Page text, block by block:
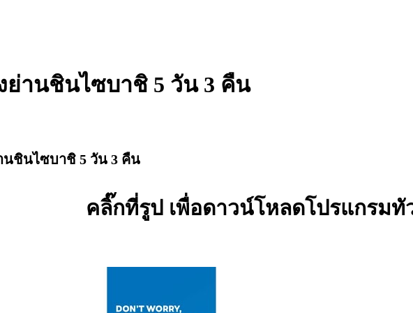
านชินไซบาชิ 5 วัน 3 คืน
ชินไซบาชิ 5 วัน 3 คืน
คลิ๊กที่รูป เพื่อดาวน์โหลดโปรแกรมทั